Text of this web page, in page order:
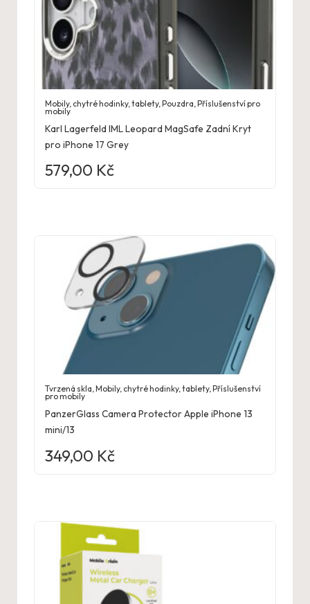
Mobily, chytré hodinky, tablety,Pouzdra ,Příslušenství pro
mobily
Karl Lagerfeld IML Leopard MagSafe Zadní Kryt
pro iPhone 17 Grey
579,00 Kč
Tvrzená skla ,Mobily, chytré hodinky, tablety,Příslušenství
pro mobily
PanzerGlass Camera Protector Apple iPhone 13
mini/13
349,00 Kč